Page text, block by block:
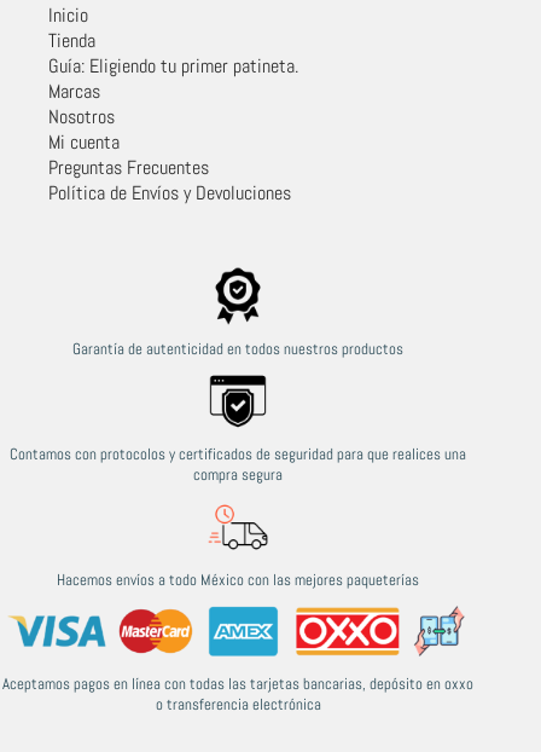
Inicio
Tienda
Guía: Eligiendo tu primer patineta.
Marcas
Nosotros
Mi cuenta
Preguntas Frecuentes
Política de Envíos y Devoluciones
Garantía de autenticidad en todos nuestros productos
Contamos con protocolos y certificados de seguridad para que realices una
compra segura
Hacemos envíos a todo México con las mejores paqueterías
Aceptamos pagos en línea con todas las tarjetas bancarias, depósito en oxxo
o transferencia electrónica